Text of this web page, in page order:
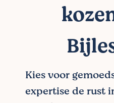
Kies voor
expertise de rust